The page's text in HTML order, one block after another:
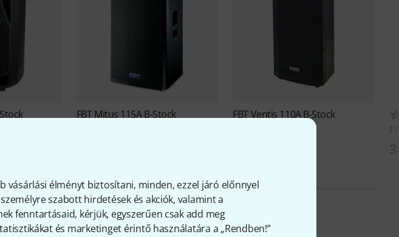
vásárlási élményt biztosítani, minden, ezzel járó előnnyel
szabott hirdetések és akciók, valamint a
fenntartásaid, kérjük, egyszerűen csak add meg
és marketinget érintő használatára a „Rendben!”
FBTMitus 115A B-Stock FBTVentis 110A B-Stock